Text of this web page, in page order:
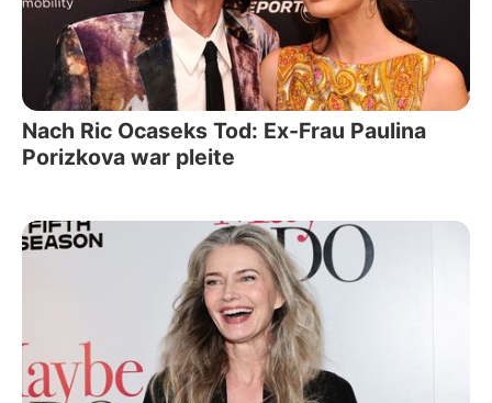
Nach Ric Ocaseks Tod: Ex-Frau Paulina
Porizkova war pleite